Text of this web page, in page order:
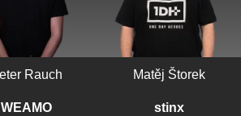
Rauch
WEAMO
Matěj Štorek
stinx